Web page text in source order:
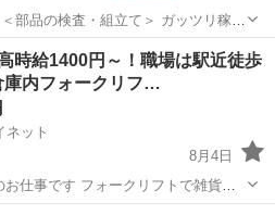
査・組立て＞ ガッツリ稼ぎ
業で高収入！ 車業界のお仕事、まず
？ 自動車の安全を担う部品の製造に
時給1400円～！職場は駅近徒歩
庫内フォークリフ…
ネット
8月4日
仕事です フォークリフトで雑貨品
作業に携わっていただきます 🔸ア